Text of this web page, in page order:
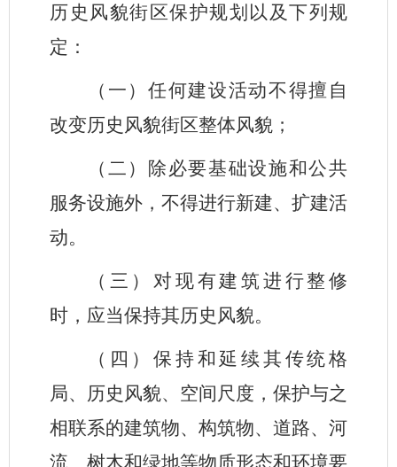
历史风貌街区保护规划以及下列规
定：
（一）任何建设活动不得擅自
改变历史风貌街区整体风貌；
（二）除必要基础设施和公共
服务设施外，不得进行新建、扩建活
动。
（三）对现有建筑进行整修
时，应当保持其历史风貌。
（四）保持和延续其传统格
局、历史风貌、空间尺度，保护与之
相联系的建筑物、构筑物、道路、河
流、树木和绿地等物质形态和环境要